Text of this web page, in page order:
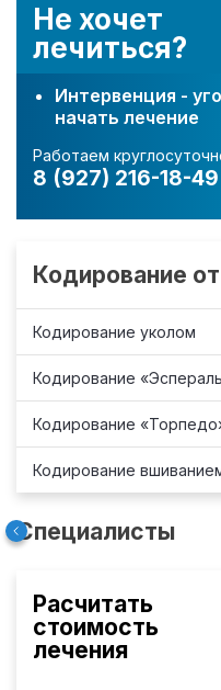
Не хочет
лечиться?
Интервенция -
начать лечение
Работаем
8 (927) 216-18-49
Кодирование
Кодирование уколом
Кодирование
Кодирование
Кодирование
Специалисты
Расчитать
стоимость
лечения